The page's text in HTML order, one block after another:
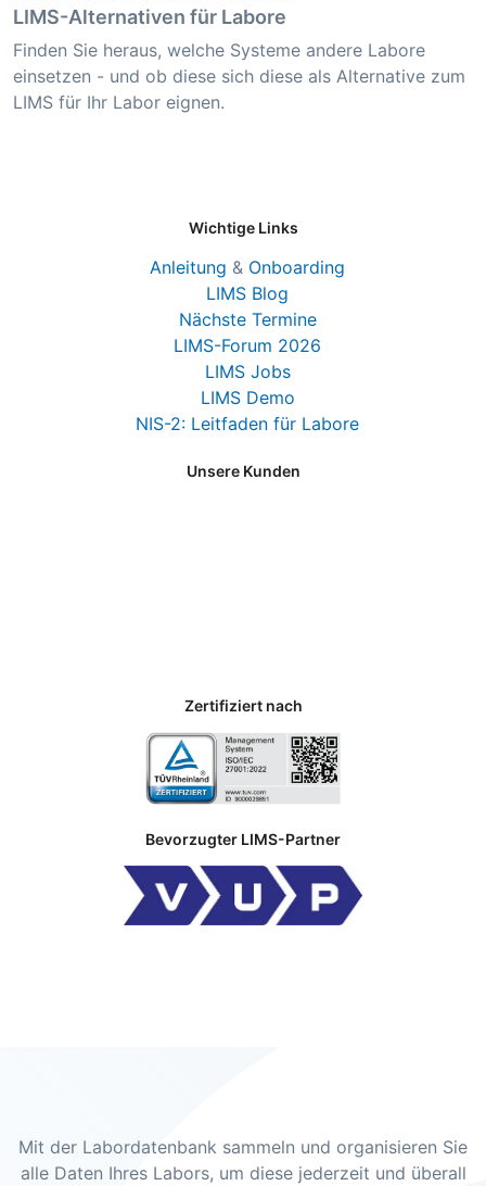
LIMS-Alternativen für Labore
Finden Sie heraus, welche Systeme andere Labore
einsetzen - und ob diese sich diese als Alternative zum
LIMS für Ihr Labor eignen.
Wichtige Links
Anleitung & Onboarding
LIMS Blog
Nächste Termine
LIMS-Forum 2026
LIMS Jobs
LIMS Demo
NIS-2: Leitfaden für Labore
Unsere Kunden
Zertifiziert nach
Bevorzugter LIMS-Partner
Mit der Labordatenbank sammeln und organisieren Sie
alle Daten Ihres Labors, um diese jederzeit und überall